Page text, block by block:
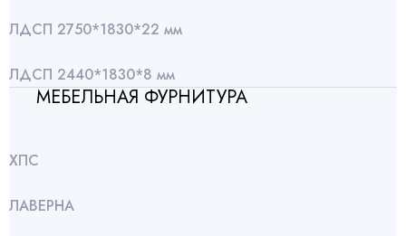
ЛДСП 2750*1830*22 мм
ЛДСП 2440*1830*8 мм
МЕБЕЛЬНАЯ ФУРНИТУРА
ХПС
ЛАВЕРНА